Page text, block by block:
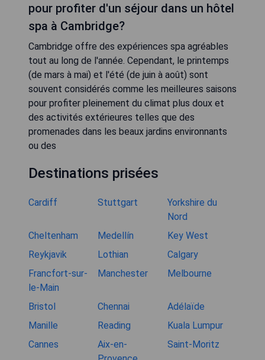
pour profiter d'un séjour dans un hôtel
spa à Cambridge?
Cambridge offre des expériences spa agréables
tout au long de l'année. Cependant, le printemps
(de mars à mai) et l'été (de juin à août) sont
souvent considérés comme les meilleures saisons
pour profiter pleinement du climat plus doux et
des activités extérieures telles que des
promenades dans les beaux jardins environnants
ou des
Destinations prisées
Cardiff Stuttgart
Yorkshire du
Nord
Cheltenham
Medellín
Key West
Reykjavik
Lothian
Calgary
Francfort-sur-
le-Main
Manchester Melbourne
Bristol Chennai
Adélaïde
Manille
Reading
Kuala Lumpur
Cannes
Aix-en-
Saint-Moritz